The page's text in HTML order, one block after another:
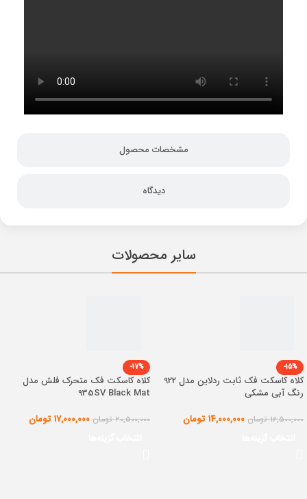
مشخصات محصول
دیدگاه
سایر محصولات
-15%
کلاه کاسکت فک ثابت ردلاین مدل 922
رنگ آبی مشکی
16,500,000 تومان 14,000,000 تومان
-17%
کلاه کاسکت فک متحرک فلش مدل
935SV Black Mat
20,500,000 تومان 17,000,000 تومان